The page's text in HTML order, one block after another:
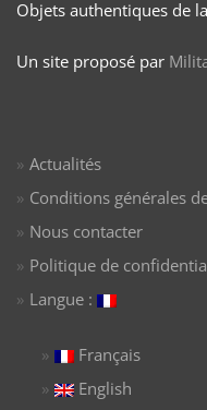
Objets authentiques de
Un site proposé par
Actualités
Conditions générales
Nous contacter
Politique de
Langue :
Français
English